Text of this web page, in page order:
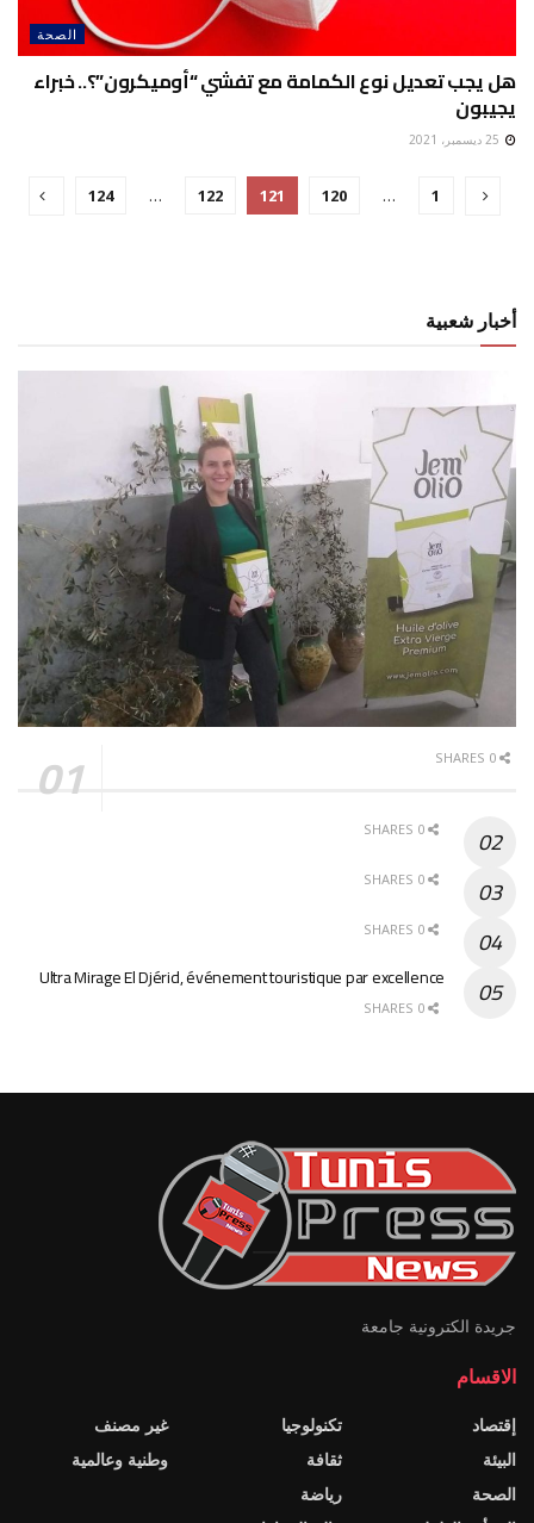
الصحة
هل يجب تعديل نوع الكمامة مع تفشي “أوميكرون”؟.. خبراء
يجيبون
1
…
120
121
122
…
124
أخبار شعبية
Ultra Mirage El Djérid, événement touristique par excellence
جريدة الكترونية جامعة
الاقسام
إقتصاد
البيئة
الصحة
تكنولوجيا
ثقافة
رياضة
غير مصنف
وطنية وعالمية